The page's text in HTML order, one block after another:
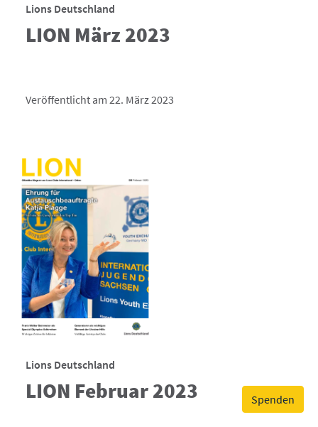
Spenden
Lions Deutschland
LION März 2023
Veröffentlicht am 22. März 2023
Lions Deutschland
LION Februar 2023